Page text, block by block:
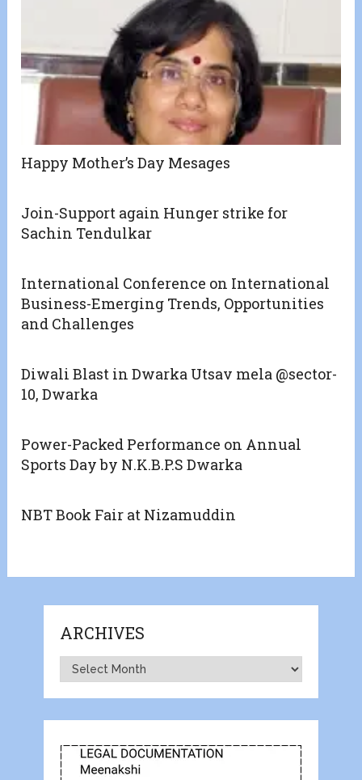
Happy Mother’s Day Mesages
Join-Support again Hunger strike for
Sachin Tendulkar
International Conference on International
Business-Emerging Trends, Opportunities
and Challenges
Diwali Blast in Dwarka Utsav mela @sector-
10, Dwarka
Power-Packed Performance on Annual
Sports Day by N.K.B.P.S Dwarka
NBT Book Fair at Nizamuddin
ARCHIVES
Archives